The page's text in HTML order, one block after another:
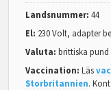
Landsnummer: 44
El: 230 Volt, adapter
Valuta: brittiska pund
Vaccination: Läs
Storbritannien.